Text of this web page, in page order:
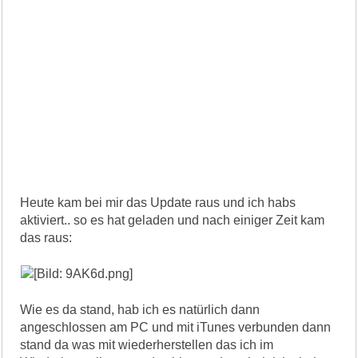
Heute kam bei mir das Update raus und ich habs
aktiviert.. so es hat geladen und nach einiger Zeit kam
das raus:
Wie es da stand, hab ich es natürlich dann
angeschlossen am PC und mit iTunes verbunden dann
stand da was mit wiederherstellen das ich im